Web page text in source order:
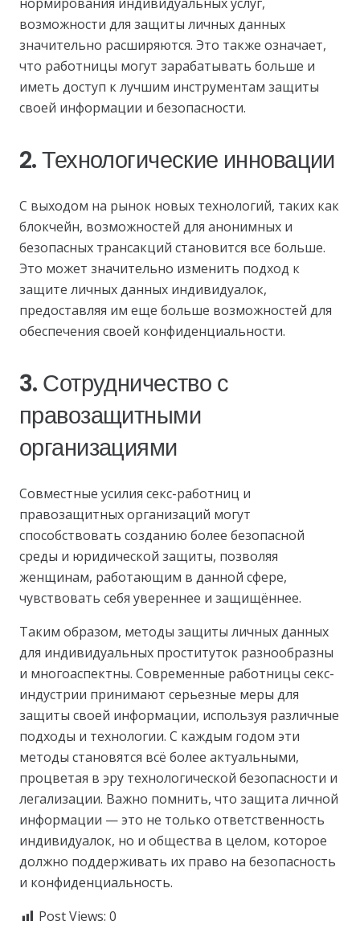
возможности для защиты личных данных
значительно расширяются. Это также означает,
что работницы могут зарабатывать больше и
иметь доступ к лучшим инструментам защиты
своей информации и безопасности.
2. Технологические инновации
С выходом на рынок новых технологий, таких как
блокчейн, возможностей для анонимных и
безопасных трансакций становится все больше.
Это может значительно изменить подход к
защите личных данных индивидуалок,
предоставляя им еще больше возможностей для
обеспечения своей конфиденциальности.
3. Сотрудничество с
правозащитными
организациями
Совместные усилия секс-работниц и
правозащитных организаций могут
способствовать созданию более безопасной
среды и юридической защиты, позволяя
женщинам, работающим в данной сфере,
чувствовать себя увереннее и защищённее.
Таким образом, методы защиты личных данных
для индивидуальных проституток разнообразны
и многоаспектны. Современные работницы секс-
индустрии принимают серьезные меры для
защиты своей информации, используя различные
подходы и технологии. С каждым годом эти
методы становятся всё более актуальными,
процветая в эру технологической безопасности и
легализации. Важно помнить, что защита личной
информации — это не только ответственность
индивидуалок, но и общества в целом, которое
должно поддерживать их право на безопасность
и конфиденциальность.
Post Views: 0